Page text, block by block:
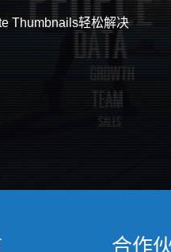
Thumbnails轻松解决
合作